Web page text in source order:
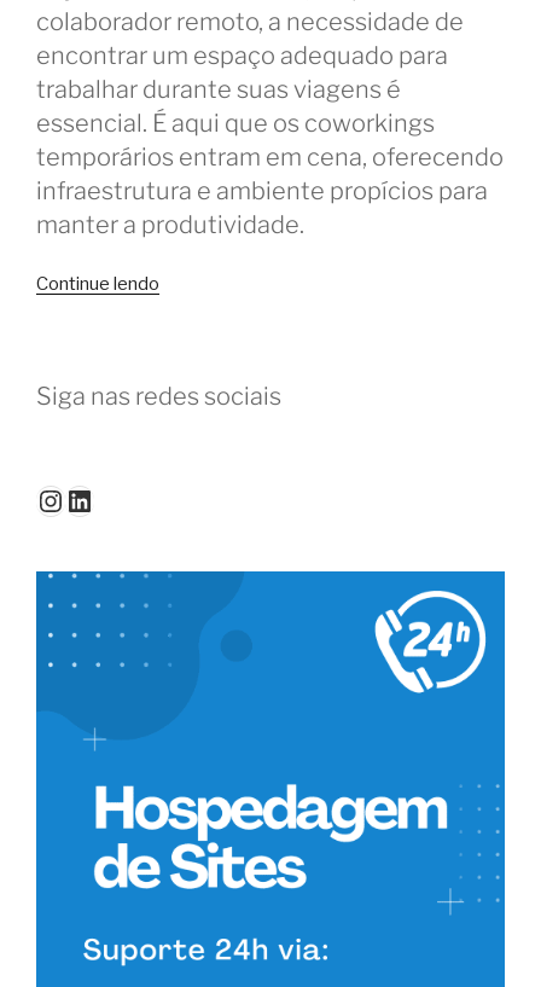
colaborador remoto, a necessidade de
encontrar um espaço adequado para
trabalhar durante suas viagens é
essencial. É aqui que os coworkings
temporários entram em cena, oferecendo
infraestrutura e ambiente propícios para
manter a produtividade.
Continue lendo
encontrar
Siga nas redes sociais
Instagram
LinkedIn